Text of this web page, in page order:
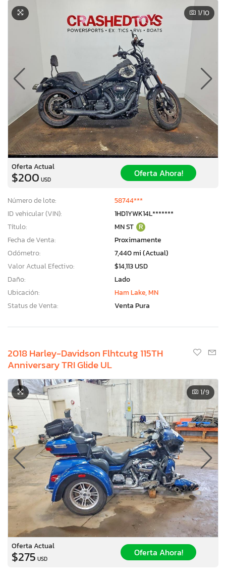
1/10
Oferta Actual
$200 USD
Oferta Ahora!
Número de lote:
58744***
ID vehicular (VIN):
1HD1YWK14L*******
Título:
MN ST R
Fecha de Venta:
Proximamente
Odómetro:
7,440 mi (Actual)
Valor Actual Efectivo:
$14,113 USD
Daño:
Lado
Ubicación:
Ham Lake, MN
Status de Venta:
Venta Pura
2018 Harley-Davidson Flhtcutg 115TH
Anniversary TRI Glide UL
1/9
Oferta Actual
$275 USD
Oferta Ahora!